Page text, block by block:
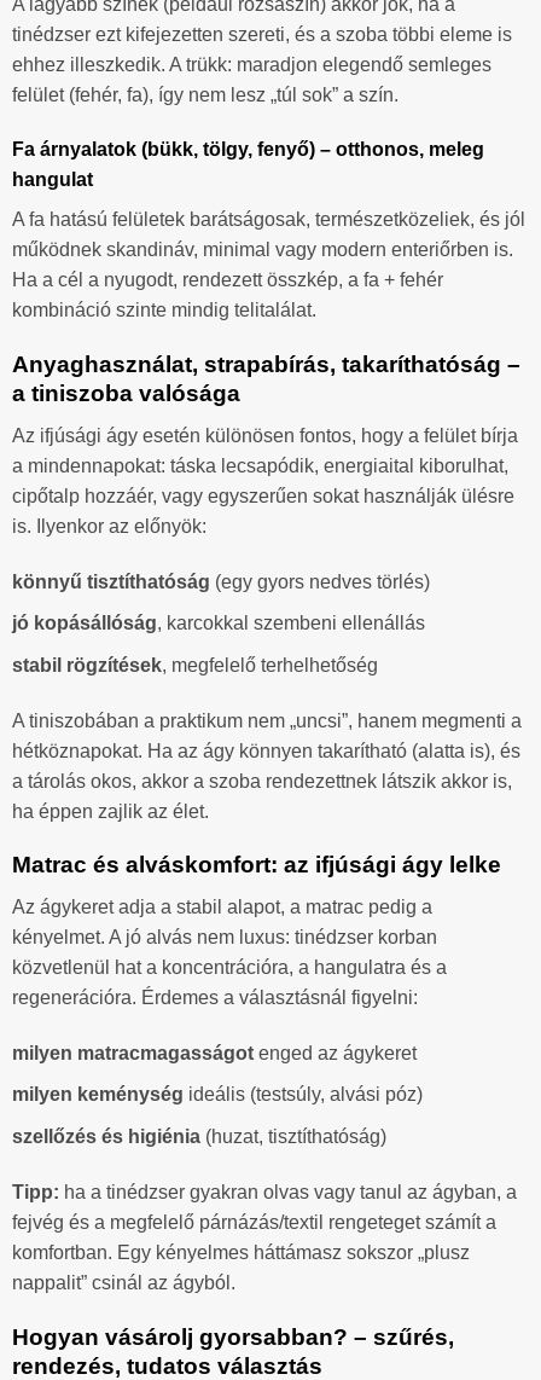
tinédzser ezt kifejezetten szereti, és a szoba többi eleme is
ehhez illeszkedik. A trükk: maradjon elegendő semleges
felület (fehér, fa), így nem lesz „túl sok” a szín.
Fa árnyalatok (bükk, tölgy, fenyő) – otthonos, meleg
hangulat
A fa hatású felületek barátságosak, természetközeliek, és jól
működnek skandináv, minimal vagy modern enteriőrben is.
Ha a cél a nyugodt, rendezett összkép, a fa + fehér
kombináció szinte mindig telitalálat.
Anyaghasználat, strapabírás, takaríthatóság –
a tiniszoba valósága
Az ifjúsági ágy esetén különösen fontos, hogy a felület bírja
a mindennapokat: táska lecsapódik, energiaital kiborulhat,
cipőtalp hozzáér, vagy egyszerűen sokat használják ülésre
is. Ilyenkor az előnyök:
könnyű tisztíthatóság (egy gyors nedves törlés)
jó kopásállóság, karcokkal szembeni ellenállás
stabil rögzítések, megfelelő terhelhetőség
A tiniszobában a praktikum nem „uncsi”, hanem megmenti a
hétköznapokat. Ha az ágy könnyen takarítható (alatta is), és
a tárolás okos, akkor a szoba rendezettnek látszik akkor is,
ha éppen zajlik az élet.
Matrac és alváskomfort: az ifjúsági ágy lelke
Az ágykeret adja a stabil alapot, a matrac pedig a
kényelmet. A jó alvás nem luxus: tinédzser korban
közvetlenül hat a koncentrációra, a hangulatra és a
regenerációra. Érdemes a választásnál figyelni:
milyen matracmagasságot enged az ágykeret
milyen keménység ideális (testsúly, alvási póz)
szellőzés és higiénia (huzat, tisztíthatóság)
Tipp: ha a tinédzser gyakran olvas vagy tanul az ágyban, a
fejvég és a megfelelő párnázás/textil rengeteget számít a
komfortban. Egy kényelmes háttámasz sokszor „plusz
nappalit” csinál az ágyból.
Hogyan vásárolj gyorsabban? – szűrés,
rendezés, tudatos választás